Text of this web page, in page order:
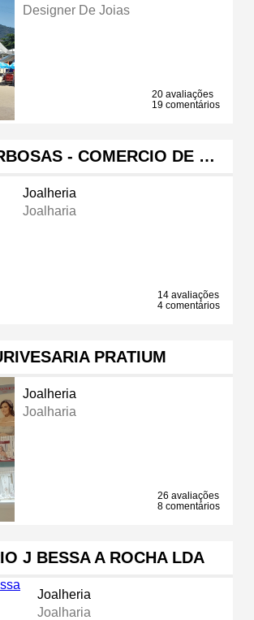
Designer De Joias
20 avaliações
19 comentários
- COMERCIO DE …
Joalheria
Joalharia
14 avaliações
4 comentários
PRATIUM
Joalheria
Joalharia
26 avaliações
8 comentários
J BESSA A ROCHA LDA
Joalheria
Joalharia